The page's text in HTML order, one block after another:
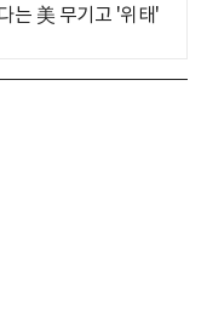
는 美 무기고 '위태'